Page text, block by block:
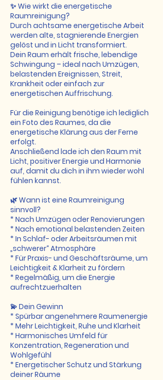
✨ Wie wirkt die energetische
Raumreinigung?
Durch achtsame energetische Arbeit
werden alte, stagnierende Energien
gelöst und in Licht transformiert.
Dein Raum erhält frische, lebendige
Schwingung – ideal nach Umzügen,
belastenden Ereignissen, Streit,
Krankheit oder einfach zur
energetischen Auffrischung.
Für die Reinigung benötige ich lediglich
ein Foto des Raumes, da die
energetische Klärung aus der Ferne
erfolgt.
Anschließend lade ich den Raum mit
Licht, positiver Energie und Harmonie
auf, damit du dich in ihm wieder wohl
fühlen kannst.
🌿 Wann ist eine Raumreinigung
sinnvoll?
* Nach Umzügen oder Renovierungen
* Nach emotional belastenden Zeiten
* In Schlaf- oder Arbeitsräumen mit
„schwerer“ Atmosphäre
* Für Praxis- und Geschäftsräume, um
Leichtigkeit & Klarheit zu fördern
* Regelmäßig, um die Energie
aufrechtzuerhalten
💫 Dein Gewinn
* Spürbar angenehmere Raumenergie
* Mehr Leichtigkeit, Ruhe und Klarheit
* Harmonisches Umfeld für
Konzentration, Regeneration und
Wohlgefühl
* Energetischer Schutz und Stärkung
deiner Räume